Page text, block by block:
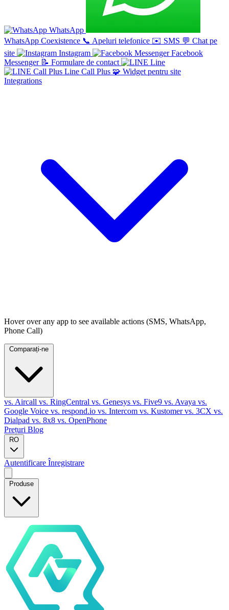
WhatsApp
WhatsApp Coexistence 📞 Apeluri telefonice ✉️ SMS 💬 Chat pe
site
Instagram
Facebook
Messenger 📝 Formulare de contact
Line
Line Call Plus 🧩 Widget pentru site
Integrations
Hover over any app to see available actions (SMS, WhatsApp,
Phone Call)
vs. Aircall vs. RingCentral vs. Genesys vs. Five9 vs. Avaya vs.
Google Voice vs. respond.io vs. Intercom vs. Kustomervs. 3CX vs.
Dialpad vs. 8x8 vs. OpenPhone
Prețuri Blog
RO
Autentificare Înregistrare
Produse